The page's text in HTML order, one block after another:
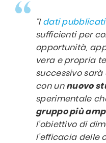
“Idati pubblicati
sufficienti per
opportunità,
vera e propria
successivo
con unnuovo
sperimentale
gruppo più
l’obiettivo di
l’efficacia delle